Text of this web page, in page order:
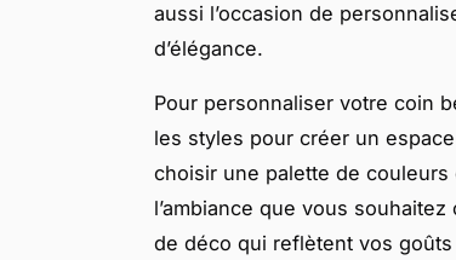
aussi l’occasion de
d’élégance.
Pour personnaliser votre coin
les styles pour créer un
choisir une palette de
l’ambiance que vous
de déco qui reflètent vos